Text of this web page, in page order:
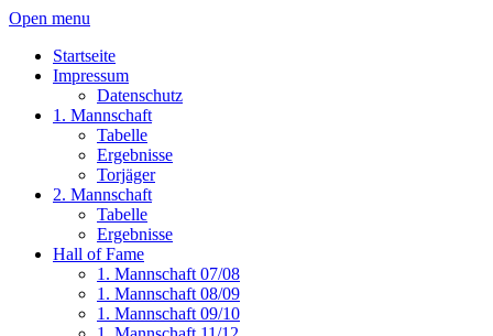
Open menu
Startseite
Impressum
Datenschutz
1. Mannschaft
Tabelle
Ergebnisse
Torjäger
2. Mannschaft
Tabelle
Ergebnisse
Hall of Fame
1. Mannschaft 07/08
1. Mannschaft 08/09
1. Mannschaft 09/10